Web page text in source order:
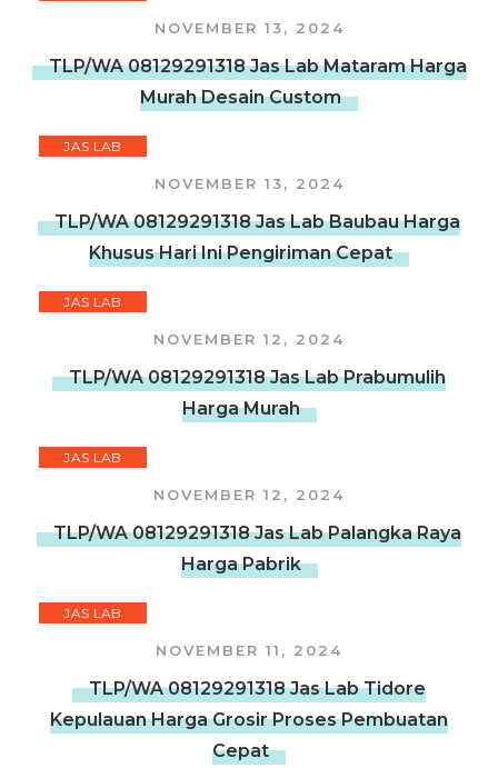
NOVEMBER 13, 2024
TLP/WA 08129291318 Jas Lab Mataram Harga
Murah Desain Custom
JAS LAB
NOVEMBER 13, 2024
TLP/WA 08129291318 Jas Lab Baubau Harga
Khusus Hari Ini Pengiriman Cepat
JAS LAB
NOVEMBER 12, 2024
TLP/WA 08129291318 Jas Lab Prabumulih
Harga Murah
JAS LAB
NOVEMBER 12, 2024
TLP/WA 08129291318 Jas Lab Palangka Raya
Harga Pabrik
JAS LAB
NOVEMBER 11, 2024
TLP/WA 08129291318 Jas Lab Tidore
Kepulauan Harga Grosir Proses Pembuatan
Cepat